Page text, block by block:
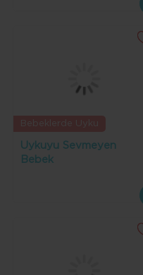
Uykuyu Sevmeyen
Bebek